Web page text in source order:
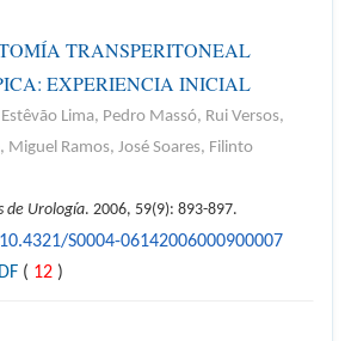
TRANSPERITONEAL
EXPERIENCIA INICIAL
Lima, Pedro Massó, Rui Versos,
Ramos, José Soares, Filinto
de Urología. 2006, 59(9): 893-897.
S0004-06142006000900007
( 12 )